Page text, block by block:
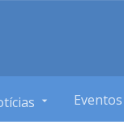
Eventos